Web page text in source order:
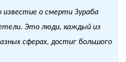
известие о смерти Зураба
Это люди, каждый из
сферах, достиг большого